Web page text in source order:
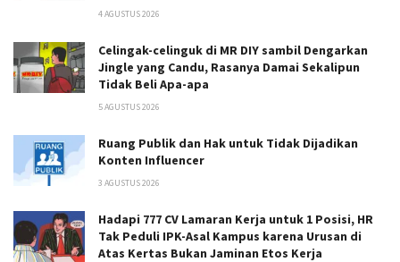
4 AGUSTUS 2026
Celingak-celinguk di MR DIY sambil Dengarkan
Jingle yang Candu, Rasanya Damai Sekalipun
Tidak Beli Apa-apa
5 AGUSTUS 2026
Ruang Publik dan Hak untuk Tidak Dijadikan
Konten Influencer
3 AGUSTUS 2026
Hadapi 777 CV Lamaran Kerja untuk 1 Posisi, HR
Tak Peduli IPK-Asal Kampus karena Urusan di
Atas Kertas Bukan Jaminan Etos Kerja